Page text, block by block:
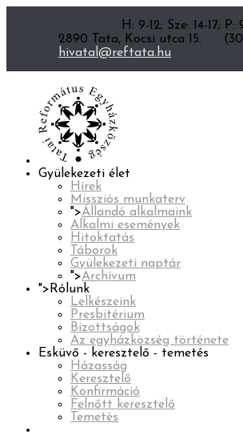
H: 9-12; Sze: 14-17; P:
2890 Tata, Kocsi utca 15.
hivatal@reftata.hu
Gyülekezeti élet
Hírek
Missziós munkaterv
">Állandó alkalmaink
Alkalmi események
Hitoktatás
Táborok
Gyülekezeti naptár
">Archívum
"> Rólunk
Lelkészeink
Presbitérium
Bizottságok
Az egyházközség története
Esküvő - keresztelő - temetés
Házasság
Keresztelő
Konfirmáció
Felnőtt keresztelő
Temetés